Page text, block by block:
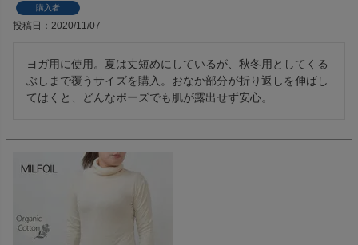
購入者
投稿日 2020/11/07
ヨガ用に使用。夏は丈短めにしているが、秋冬用としてくる
ぶしまで覆うサイズを購入。おなか部分が折り返しを伸ばし
てはくと、どんなポーズでも肌が露出せず安心。